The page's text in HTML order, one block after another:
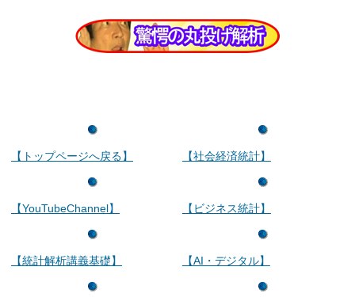
【トップページへ戻る】
【YouTubeChannel】
【統計解析講義基礎】
【社会経済統計】
【ビジネス統計】
【AI・デジタル】